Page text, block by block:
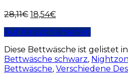
28,11€ 18,54€
Auf Amazon ansehen
Diese Bettwäsche ist gelistet
Bettwäsche schwarz,
Bettwäsche, Verschiedene